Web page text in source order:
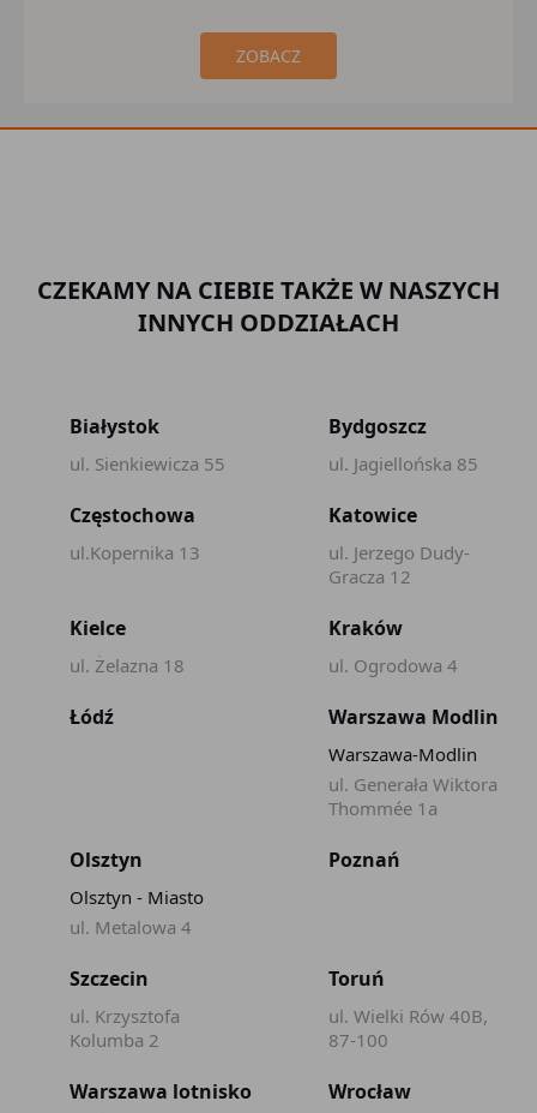
ZOBACZ
CZEKAMY NA CIEBIE TAKŻE W NASZYCH
INNYCH ODDZIAŁACH
Białystok
ul. Sienkiewicza 55
Bydgoszcz
ul. Jagiellońska 85
Częstochowa
ul.Kopernika 13
Katowice
ul. Jerzego Dudy-
Gracza 12
Kielce
ul. Żelazna 18
Kraków
ul. Ogrodowa 4
Łódź Warszawa Modlin
Warszawa-Modlin
ul. Generała Wiktora
Thommée 1a
Olsztyn
Olsztyn - Miasto
ul. Metalowa 4
Poznań
Szczecin
ul. Krzysztofa
Kolumba 2
Toruń
ul. Wielki Rów 40B,
87-100
Warszawa lotnisko Wrocław